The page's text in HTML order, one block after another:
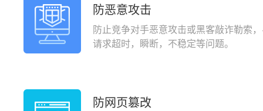
防恶意攻击
防止竞争对手恶意攻击或黑客敲诈勒索
请求超时，瞬断，不稳定等问题。
防网页篡改